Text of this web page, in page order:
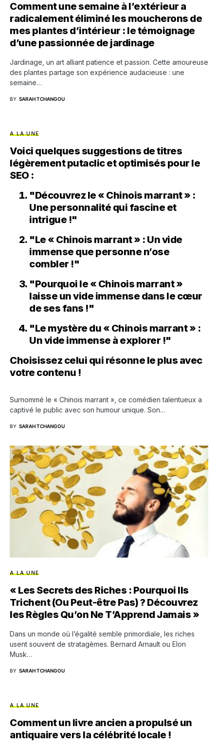
Comment une semaine à l’extérieur a
radicalement éliminé les moucherons de
mes plantes d’intérieur : le témoignage
d’une passionnée de jardinage
Jardinage, un art alliant patience et passion. Cette amoureuse
des plantes partage son expérience audacieuse : une
semaine…
BY SARAH TCHANGOU
A LA UNE
Voici quelques suggestions de titres
légèrement putaclic et optimisés pour le
SEO :
"Découvrez le « Chinois marrant » :
Une personnalité qui fascine et
intrigue !"
"Le « Chinois marrant » : Un vide
immense que personne n’ose
combler !"
"Pourquoi le « Chinois marrant »
laisse un vide immense dans le cœur
de ses fans !"
"Le mystère du « Chinois marrant » :
Un vide immense à explorer !"
Choisissez celui qui résonne le plus avec
votre contenu !
Surnommé le « Chinois marrant », ce comédien talentueux a
captivé le public avec son humour unique. Son…
BY SARAH TCHANGOU
A LA UNE
« Les Secrets des Riches : Pourquoi Ils
Trichent (Ou Peut-être Pas) ? Découvrez
les Règles Qu’on Ne T’Apprend Jamais »
Dans un monde où l’égalité semble primordiale, les riches
usent souvent de stratagèmes. Bernard Arnault ou Elon
Musk…
BY SARAH TCHANGOU
A LA UNE
Comment un livre ancien a propulsé un
antiquaire vers la célébrité locale !